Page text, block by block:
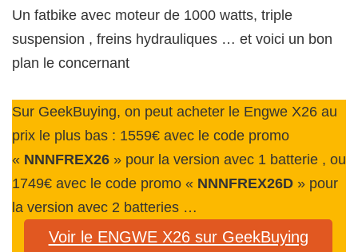
Un fatbike avec moteur de 1000 watts, triple
suspension , freins hydrauliques … et voici un bon
plan le concernant
Sur GeekBuying, on peut acheter le Engwe X26 au
prix le plus bas : 1559€ avec le code promo
« NNNFREX26 » pour la version avec 1 batterie , ou
1749€ avec le code promo « NNNFREX26D » pour
la version avec 2 batteries …
Voir le ENGWE X26 sur GeekBuying